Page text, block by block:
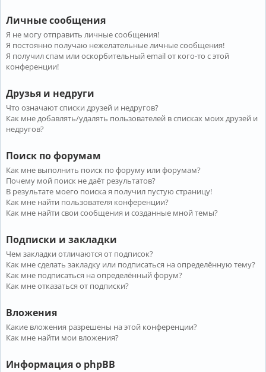
Личные сообщения
Я не могу отправить личные сообщения!
Я постоянно получаю нежелательные личные сообщения!
Я получил спам или оскорбительный email от кого-то с этой
конференции!
Друзья и недруги
Что означают списки друзей и недругов?
Как мне добавлять/удалять пользователей в списках моих друзей и
недругов?
Поиск по форумам
Как мне выполнить поиск по форуму или форумам?
Почему мой поиск не даёт результатов?
В результате моего поиска я получил пустую страницу!
Как мне найти пользователя конференции?
Как мне найти свои сообщения и созданные мной темы?
Подписки и закладки
Чем закладки отличаются от подписок?
Как мне сделать закладку или подписаться на определённую тему?
Как мне подписаться на определённый форум?
Как мне отказаться от подписки?
Вложения
Какие вложения разрешены на этой конференции?
Как мне найти мои вложения?
Информация о phpBB